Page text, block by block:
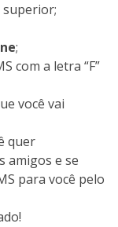
superior;
;
com a letra “F”
você vai
quer
amigos e se
para você pelo